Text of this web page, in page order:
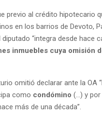
previo al crédito hipotecario
en los barrios de Devoto,
“integra desde hace
inmuebles cuya omisión
omitió declarar ante la OA
como condómino (...) y
más de una década”.